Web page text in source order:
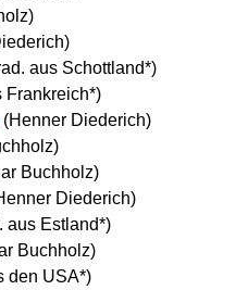
aus Schottland*)
Frankreich*)
(Henner Diederich)
Buchholz)
Diederich)
aus Estland*)
Buchholz)
den USA*)